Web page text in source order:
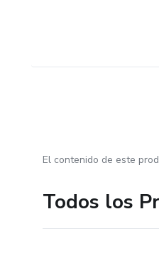
El contenido de este
Todos los